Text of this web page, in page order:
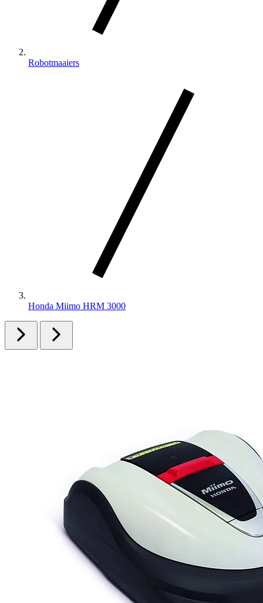
Robotmaaiers
Honda Miimo HRM 3000